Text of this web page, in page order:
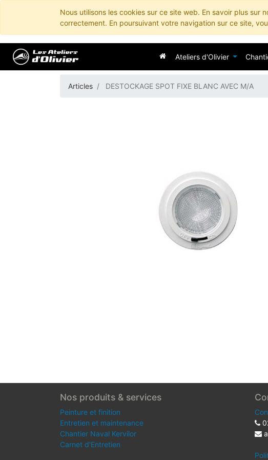
Nous utilisons les cookies sur ce site web. En savoir plus sur
correctement. En poursuivant votre navigation sur ce site,
Ateliers d'Olivier
Articles DESTOCKAGE SPOT FIXE BLANC AVEC M/A
Nos produits & services
Peinture et finition
Entretien et maintenance
Chantier Naval Kervilor
Carnet d'Entretien